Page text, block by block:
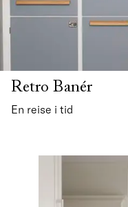
Retro Banér
En reise i tid